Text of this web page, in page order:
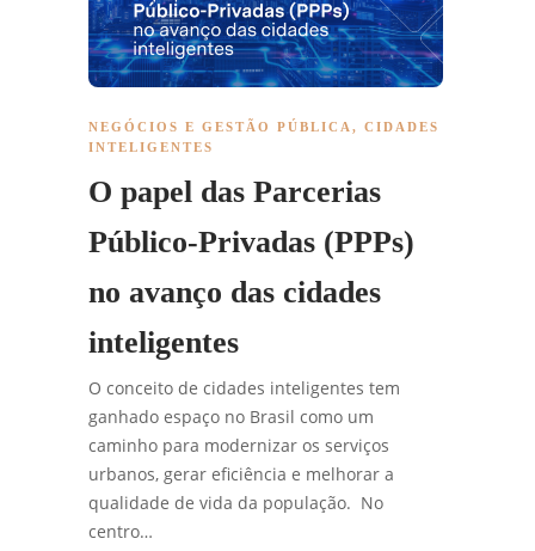
NEGÓCIOS E GESTÃO PÚBLICA , CIDADES
INTELIGENTES
O papel das Parcerias
Público-Privadas (PPPs)
no avanço das cidades
inteligentes
O conceito de cidades inteligentes tem
ganhado espaço no Brasil como um
caminho para modernizar os serviços
urbanos, gerar eficiência e melhorar a
qualidade de vida da população. No
centro…